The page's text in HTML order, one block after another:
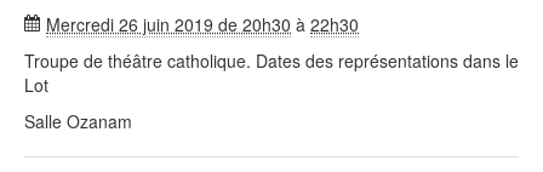
Mercredi 26 juin 2019 de 20h30 à 22h30
Troupe de théâtre catholique. Dates des représentations dans le
Lot
Salle Ozanam